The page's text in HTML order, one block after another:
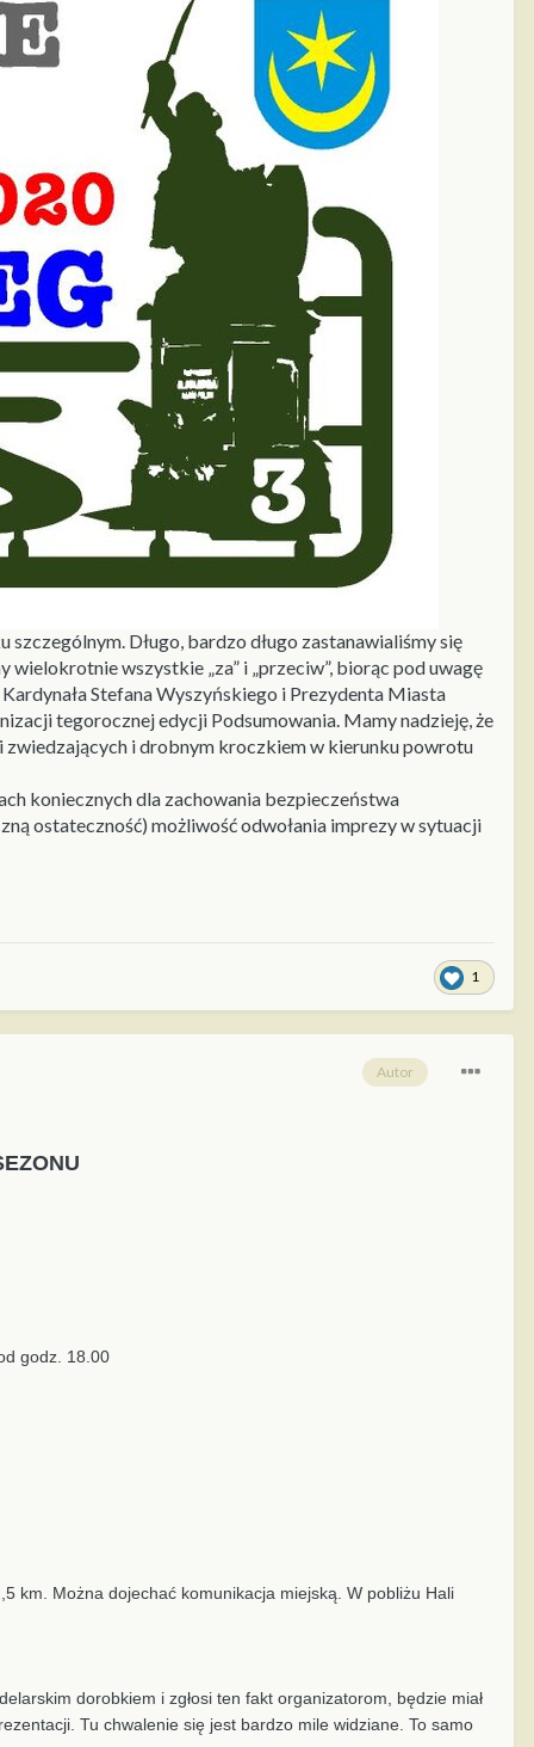
Długo, bardzo długo zastanawialiśmy się
wszystkie „za” i „przeciw”, biorąc pod uwagę
Stefana Wyszyńskiego i Prezydenta Miasta
tegorocznej edycji Podsumowania. Mamy nadzieję, że
zwiedzających i drobnym kroczkiem w kierunku powrotu
koniecznych dla zachowania bezpieczeństwa
ostateczność) możliwość odwołania imprezy w sytuacji
1
Autor
godz. 18.00
km. Można dojechać komunikacja miejską. W pobliżu Hali
dorobkiem i zgłosi ten fakt organizatorom, będzie miał
Tu chwalenie się jest bardzo mile widziane. To samo